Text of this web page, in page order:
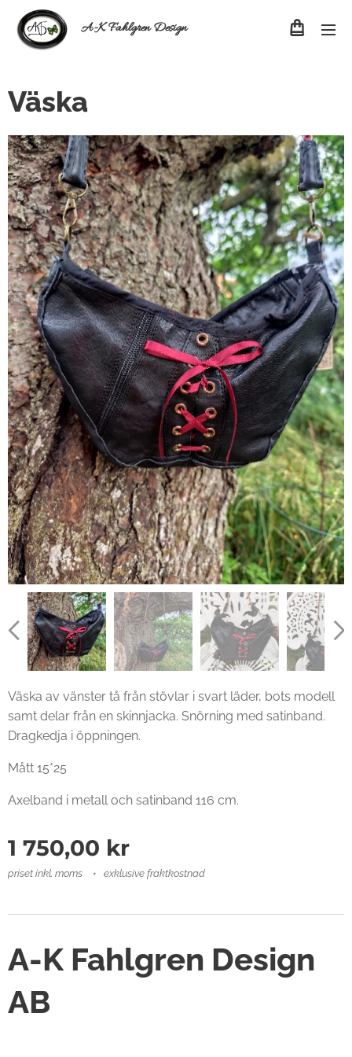
A-K Fahlgren Design
Väska
Väska av vänster tå från stövlar i svart läder, bots modell
samt delar från en skinnjacka. Snörning med satinband.
Dragkedja i öppningen.
Mått 15*25
Axelband i metall och satinband 116 cm.
1 750,00 kr
priset inkl. moms exklusive fraktkostnad
A-K Fahlgren Design
AB